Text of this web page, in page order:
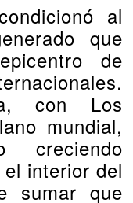
al
que
de
con Los
mundial,
creciendo
el interior del
sumar que